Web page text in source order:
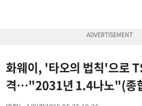
화웨이, '타오의 법칙'으로
격…"2031년 1.4나노"(종